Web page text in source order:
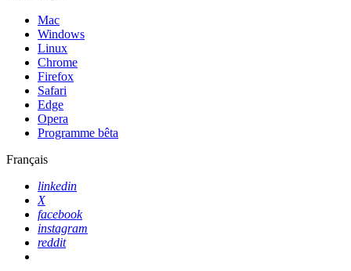
Mac
Windows
Linux
Chrome
Firefox
Safari
Edge
Opera
Programme bêta
Français
linkedin
X
facebook
instagram
reddit